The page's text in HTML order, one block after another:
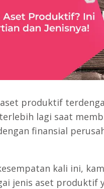
produktif
lagi saat
finansial
kali ini,
jenis aset produktif